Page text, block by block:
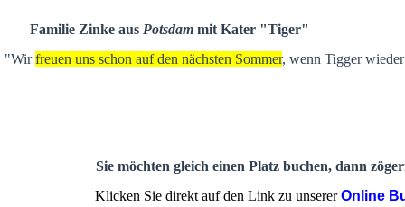
Familie Zinke aus Potsdam mit Kater "Tiger"
"Wirfreuen uns schon auf den nächsten Sommer, wenn Tigger
Sie möchten gleich einen Platz buchen, dann
Klicken Sie direkt auf den Link zu unsererOnline